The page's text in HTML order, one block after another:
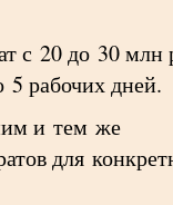
с 20 до 30 млн
5 рабочих дней.
и тем же
для